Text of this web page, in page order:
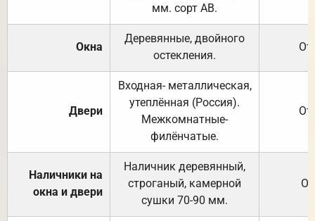
мм. сорт АВ.
Окна
Деревянные, двойного
остекления.
Двери
Входная- металлическая,
утеплённая (Россия).
Межкомнатные-
филёнчатые.
Наличники на
окна и двери
Наличник деревянный,
строганый, камерной
сушки 70-90 мм.